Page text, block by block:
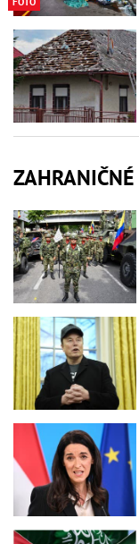
ZAHRANIČNÉ